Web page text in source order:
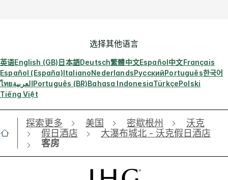
选择其他语言
英语English (GB)日本語Deutsch繁體中文Español中文Français
Español (España)ItalianoNederlandsРусскийPortuguês한국어
ไทยالعربيةPortuguês (BR)Bahasa IndonesiaTürkçePolski
Tiếng Việt
探索更多 美国 密歇根州
沃克
假日酒店
大瀑布城北 - 沃克假日酒店
客房